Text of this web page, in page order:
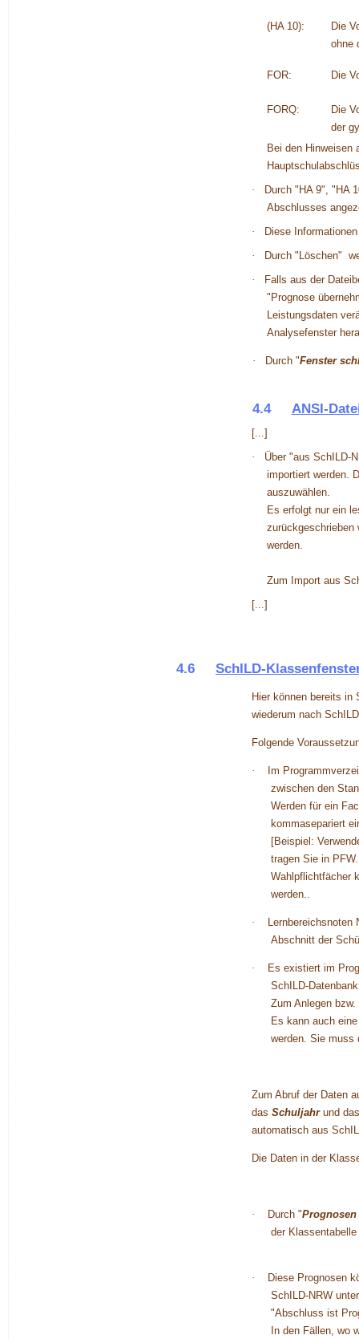
(HA 10):
Die
ohne
FOR: Die
FORQ:
Die
der
Bei den Hinweisen
·
Durch " HA 9", " HA
Abschlusses
·
Diese
·
Durch " Löschen"
·
Falls aus der
" Prognose
Leistungsdaten
Analysefenster
· Durch "Fenster
4.4 ANSI-
[...]
·
Über "aus SchILD-
importiert werden.
auszuwählen.
Es erfolgt nur ein
zurückgeschrieben
werden.
Zum Import aus
[...]
4.6 SchILD-
Hier können bereits in
wiederum nach
Folgende
·
Im
zwischen den
Werden für ein
kommasepariert
[Beispiel:
tragen Sie in
Wahlpflichtfächer
werden..
·
Lernbereichsnoten
Abschnitt der
·
Es existiert im
SchILD-
Zum Anlegen
Es kann auch
werden. Sie muss
Zum Abruf der Daten
dasSchuljahrund
automatisch aus
Die Daten in der
· Durch "
der
·
Diese Prognosen
SchILD-NRW
"Abschluss ist
In den Fällen, wo